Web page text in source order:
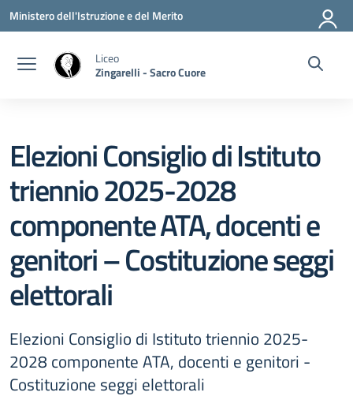
Vai ai contenuti
Vai al menu di navigazione
Vai al footer
Ministero dell'Istruzione e del Merito
Liceo
Zingarelli - Sacro Cuore
Elezioni Consiglio di Istituto
triennio 2025-2028
componente ATA, docenti e
genitori – Costituzione seggi
elettorali
Elezioni Consiglio di Istituto triennio 2025-
2028 componente ATA, docenti e genitori -
Costituzione seggi elettorali